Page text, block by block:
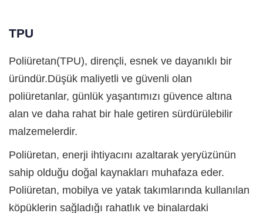
TPU
Poliüretan(TPU), dirençli, esnek ve dayanıklı bir
üründür.Düşük maliyetli ve güvenli olan
poliüretanlar, günlük yaşantımızı güvence altına
alan ve daha rahat bir hale getiren sürdürülebilir
malzemelerdir.
Poliüretan, enerji ihtiyacını azaltarak yeryüzünün
sahip olduğu doğal kaynakları muhafaza eder.
Poliüretan, mobilya ve yatak takımlarında kullanılan
köpüklerin sağladığı rahatlık ve binalardaki